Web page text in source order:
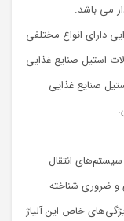
می باشد.
دارای انواع مختلفی
استیل صنایع غذایی
۳۰۴، اتصالات استیل صنایع غذایی
انتقال
و ضروری شناخته
خاص این آلیاژ